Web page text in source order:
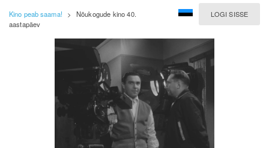
LOGI SISSE
Kino peab saama! >
Nõukogude kino 40.
aastapäev